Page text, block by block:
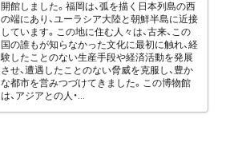
開館しました。福岡は、弧を描く日本列島の西
の端にあり、ユーラシア大陸と朝鮮半島に近接
しています。この地に住む人々は、古来、この
国の誰もが知らなかった文化に最初に触れ、経
験したことのない生産手段や経済活動を発展
させ、遭遇したことのない脅威を克服し、豊か
な都市を営みつづけてきました。この博物館
は、アジアとの人・...